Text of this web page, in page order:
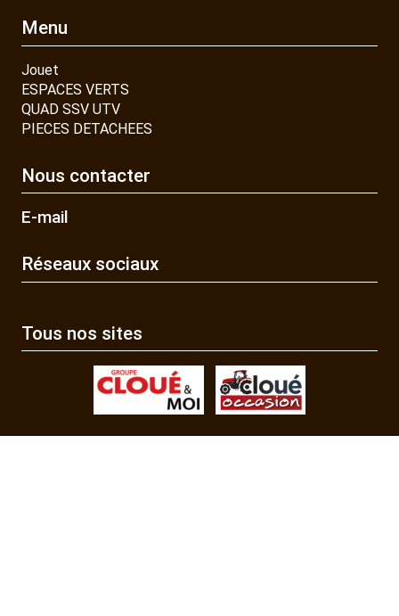
Menu
Jouet
ESPACES VERTS
QUAD SSV UTV
PIECES DETACHEES
Nous contacter
E-mail
Réseaux sociaux
Tous nos sites